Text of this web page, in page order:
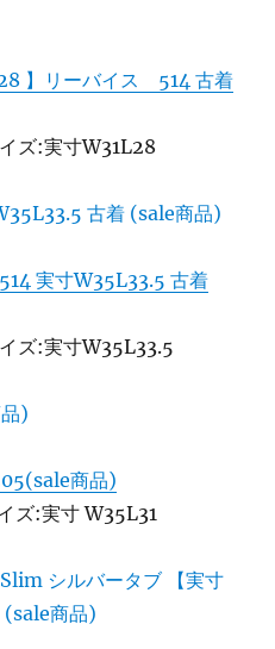
】リーバイス 514 古着
ズ:実寸W31L28
実寸W35L33.5 古着
ズ:実寸W35L33.5
商品)
ズ:実寸 W35L31